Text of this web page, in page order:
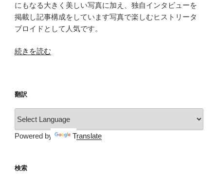
にもなる大きく美しい写真に加え、独自インタビューを
掲載し記事構成をしています写真で楽しむヒストリータ
ブロイドとして人気です。
“YOUPAPER（vol.20）”
続きを読む
翻訳
Powered by Translate
検索